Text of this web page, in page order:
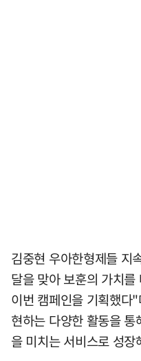
김중현 우아한형제들 지
달을 맞아 보훈의 가치
이번 캠페인을 기획했다
현하는 다양한 활동을
을 미치는 서비스로 성